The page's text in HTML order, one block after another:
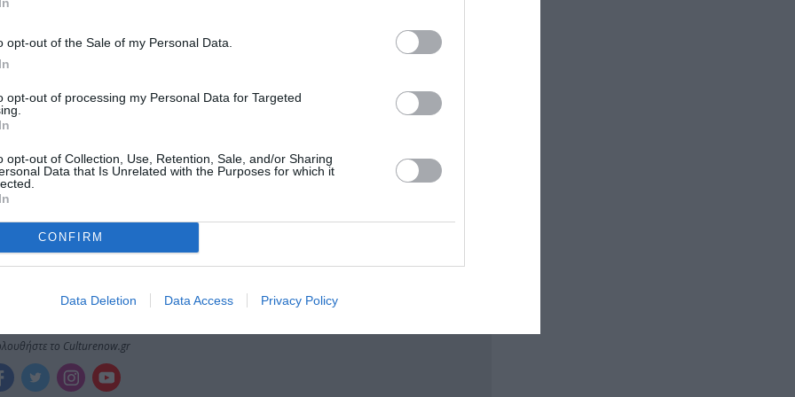
opt-out of the Sale of my Personal Data.
opt-out of processing my Personal Data for Targeted
opt-out of Collection, Use, Retention, Sale, and/or Sharing
Data that Is Unrelated with the Purposes for which it
CONFIRM
Data Deletion Data Access Privacy Policy
στο
Δες εδώ! ❯
και τον Πολιτισμό!
το Culturenow.gr